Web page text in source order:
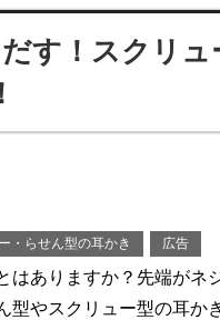
す！スクリ
・らせん型の耳かき 広告
はありますか？先端がネ
型やスクリュー型の耳か